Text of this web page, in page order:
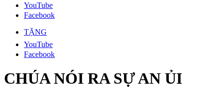
YouTube
Facebook
TẶNG
YouTube
Facebook
CHÚA NÓI RA SỰ AN ỦI